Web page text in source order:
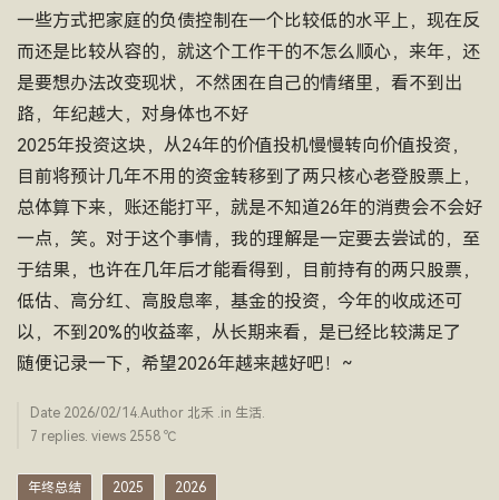
一些方式把家庭的负债控制在一个比较低的水平上，现在反
而还是比较从容的，就这个工作干的不怎么顺心，来年，还
是要想办法改变现状，不然困在自己的情绪里，看不到出
路，年纪越大，对身体也不好
2025年投资这块，从24年的价值投机慢慢转向价值投资，
目前将预计几年不用的资金转移到了两只核心老登股票上，
总体算下来，账还能打平，就是不知道26年的消费会不会好
一点，笑。对于这个事情，我的理解是一定要去尝试的，至
于结果，也许在几年后才能看得到，目前持有的两只股票，
低估、高分红、高股息率，基金的投资，今年的收成还可
以，不到20%的收益率，从长期来看，是已经比较满足了
随便记录一下，希望2026年越来越好吧！~
Date 2026/02/14.Author 北禾 .in 生活.
7 replies. views 2558 ­℃
年终总结 2025 2026